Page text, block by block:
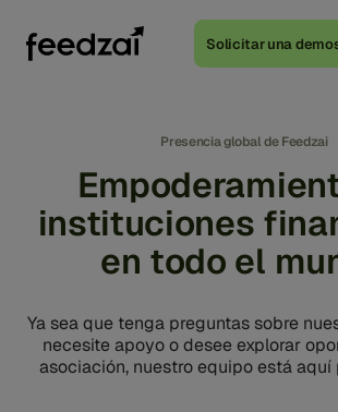
Solicitar una
Presencia global de Feedzai
instituciones
en todo el
Ya sea que tenga preguntas sobre
necesite apoyo o desee explorar
asociación, nuestro equipo está aquí